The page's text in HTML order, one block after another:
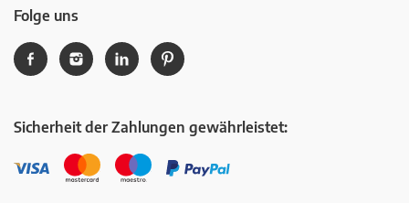
Folge uns
Sicherheit der Zahlungen gewährleistet: